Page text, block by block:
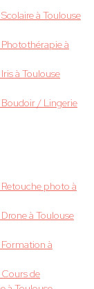
à Toulouse
à
à Toulouse
/ Lingerie
photo à
à Toulouse
à
de